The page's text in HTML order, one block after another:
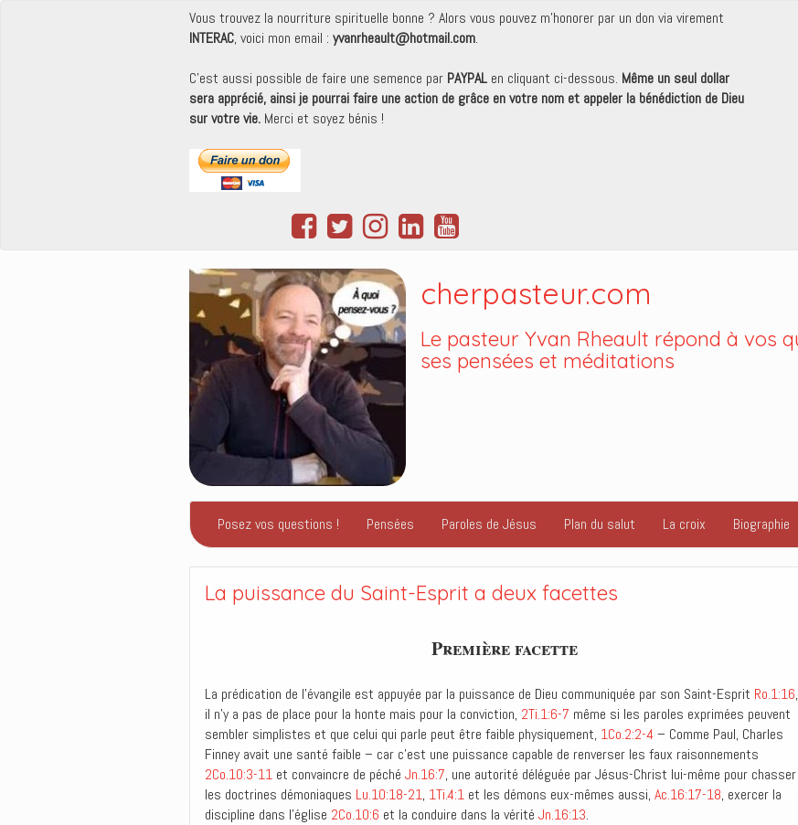
Vous trouvez la nourriture spirituelle bonne ? Alors vous pouvez m'honorer par un don via virement
INTERAC, voici mon email : yvanrheault@hotmail.com.
C'est aussi possible de faire une semence par PAYPAL en cliquant ci-dessous. Même un seul dollar
sera apprécié, ainsi je pourrai faire une action de grâce en votre nom et appeler la bénédiction de Dieu
sur votre vie. Merci et soyez bénis !
cherpasteur.com
Le pasteur Yvan Rheault répond à vos
ses pensées et méditations
Posez vos questions ! Pensées Paroles de Jésus Plan du salut La croix Biographie
La puissance du Saint-Esprit a deux facettes
Première facette
La prédication de l’évangile est appuyée par la puissance de Dieu communiquée par son Saint-Esprit Ro.1:16,
il n’y a pas de place pour la honte mais pour la conviction, 2Ti.1:6-7 même si les paroles exprimées peuvent
sembler simplistes et que celui qui parle peut être faible physiquement, 1Co.2:2-4 – Comme Paul, Charles
Finney avait une santé faible – car c’est une puissance capable de renverser les faux raisonnements
2Co.10:3-11 et convaincre de péché Jn.16:7, une autorité déléguée par Jésus-Christ lui-même pour chasser
les doctrines démoniaques Lu.10:18-21, 1Ti.4:1 et les démons eux-mêmes aussi, Ac.16:17-18, exercer la
discipline dans l’église 2Co.10:6 et la conduire dans la vérité Jn.16:13.